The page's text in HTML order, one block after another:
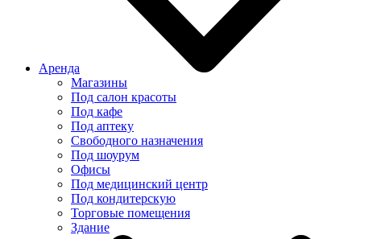
Аренда
Магазины
Под салон красоты
Под кафе
Под аптеку
Свободного назначения
Под шоурум
Офисы
Под медицинский центр
Под кондитерскую
Торговые помещения
Здание